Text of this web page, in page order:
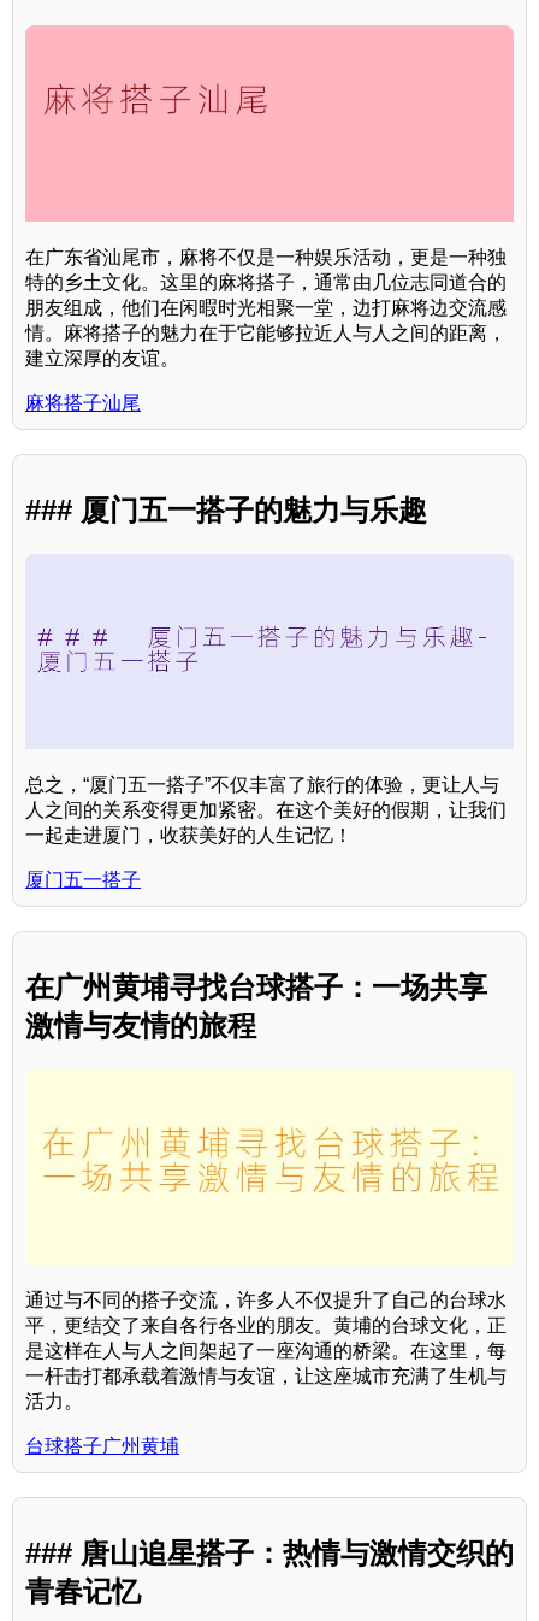
在广东省汕尾市，麻将不仅是一种娱乐活动，更是一种独
特的乡土文化。这里的麻将搭子，通常由几位志同道合的
朋友组成，他们在闲暇时光相聚一堂，边打麻将边交流感
情。麻将搭子的魅力在于它能够拉近人与人之间的距离，
建立深厚的友谊。
麻将搭子汕尾
### 厦门五一搭子的魅力与乐趣
总之，“厦门五一搭子”不仅丰富了旅行的体验，更让人与
人之间的关系变得更加紧密。在这个美好的假期，让我们
一起走进厦门，收获美好的人生记忆！
厦门五一搭子
在广州黄埔寻找台球搭子：一场共享
激情与友情的旅程
通过与不同的搭子交流，许多人不仅提升了自己的台球水
平，更结交了来自各行各业的朋友。黄埔的台球文化，正
是这样在人与人之间架起了一座沟通的桥梁。在这里，每
一杆击打都承载着激情与友谊，让这座城市充满了生机与
活力。
台球搭子广州黄埔
### 唐山追星搭子：热情与激情交织的
青春记忆